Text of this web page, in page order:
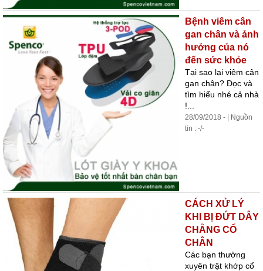
Bệnh viêm cân
gan chân và ảnh
hưởng của nó
đến sức khỏe
Tại sao lại viêm cân
gan chân? Đọc và
tìm hiểu nhé cả nhà
!...
28/09/2018 - | Nguồn
tin : -/-
CÁCH XỬ LÝ
KHI BỊ ĐỨT DÂY
CHẰNG CỔ
CHÂN
Các bạn thường
xuyên trật khớp cổ